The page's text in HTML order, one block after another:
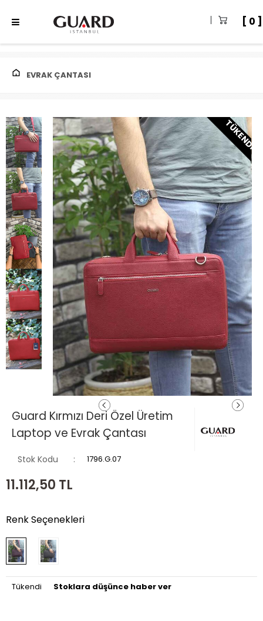
0
EVRAK ÇANTASI
TÜKENDI
Guard Kırmızı Deri Özel Üretim
Laptop ve Evrak Çantası
Stok Kodu 1796.G.07
11.112,50 TL
Renk Seçenekleri
Tükendi Stoklara düşünce haber ver